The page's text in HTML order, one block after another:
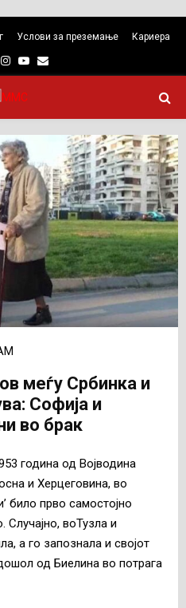
Услови за преземање Кариера
Instagram
Youtube
Email
меѓу Србинка и
Софија и
во брак
година од Војводина
и Херцеговина, во
било прво самостојно
Случајно, воТузла и
а го запознала и својот
од Биелина во потрага